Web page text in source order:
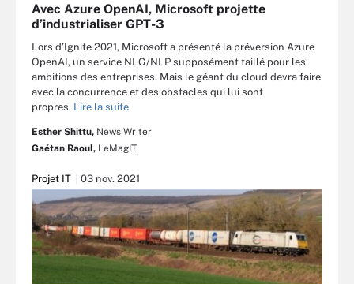
Avec Azure OpenAI, Microsoft projette
d’industrialiser GPT-3
Lors d’Ignite 2021, Microsoft a présenté la préversion Azure
OpenAI, un service NLG/NLP supposément taillé pour les
ambitions des entreprises. Mais le géant du cloud devra faire
avec la concurrence et des obstacles qui lui sont
propres. Lire la suite
Esther Shittu, News Writer
Gaétan Raoul, LeMagIT
Projet IT 03 nov. 2021